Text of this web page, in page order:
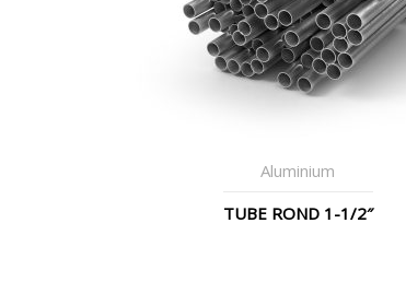
Aluminium
TUBE ROND 1-1/2″